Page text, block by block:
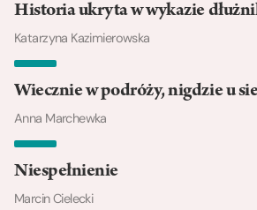
Historia ukryta w wykazie
Katarzyna Kazimierowska
Wiecznie w podróży, nigdzie u
Anna Marchewka
Niespełnienie
Marcin Cielecki